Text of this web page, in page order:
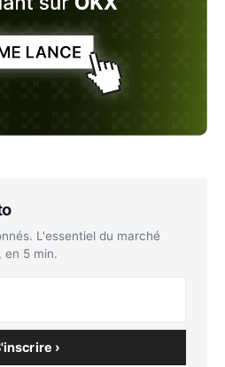
L'essentiel du marché
en 5 min.
›